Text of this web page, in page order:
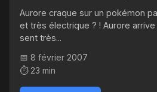
Aurore craque sur un pokémon
et très électrique ? ! Aurore
sent très...
📅 8 février 2007
⏱️ 23 min